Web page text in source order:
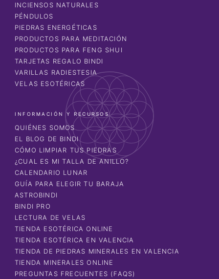
INCIENSOS NATURALES
PÉNDULOS
PIEDRAS ENERGÉTICAS
PRODUCTOS PARA MEDITACIÓN
PRODUCTOS PARA FENG SHUI
TARJETAS REGALO BINDI
VARILLAS RADIESTESIA
VELAS ESOTÉRICAS
INFORMACIÓN Y RECURSOS
QUIÉNES SOMOS
EL BLOG DE BINDI
CÓMO LIMPIAR TUS PIEDRAS
¿CUAL ES MI TALLA DE ANILLO?
CALENDARIO LUNAR
GUÍA PARA ELEGIR TU BARAJA
ASTROBINDI
BINDI PRO
LECTURA DE VELAS
TIENDA ESOTÉRICA ONLINE
TIENDA ESOTÉRICA EN VALENCIA
TIENDA DE PIEDRAS MINERALES EN VALENCIA
TIENDA MINERALES ONLINE
PREGUNTAS FRECUENTES (FAQS)